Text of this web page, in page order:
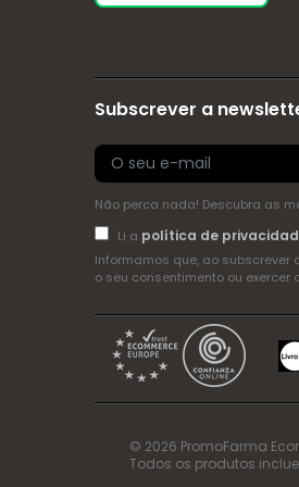
Subscrever a
Não perca nada! Descubra as
Li a política de
Informamos que, ao
o seu consentimento ou
© 2026 PromoFarma
Todos os produtos